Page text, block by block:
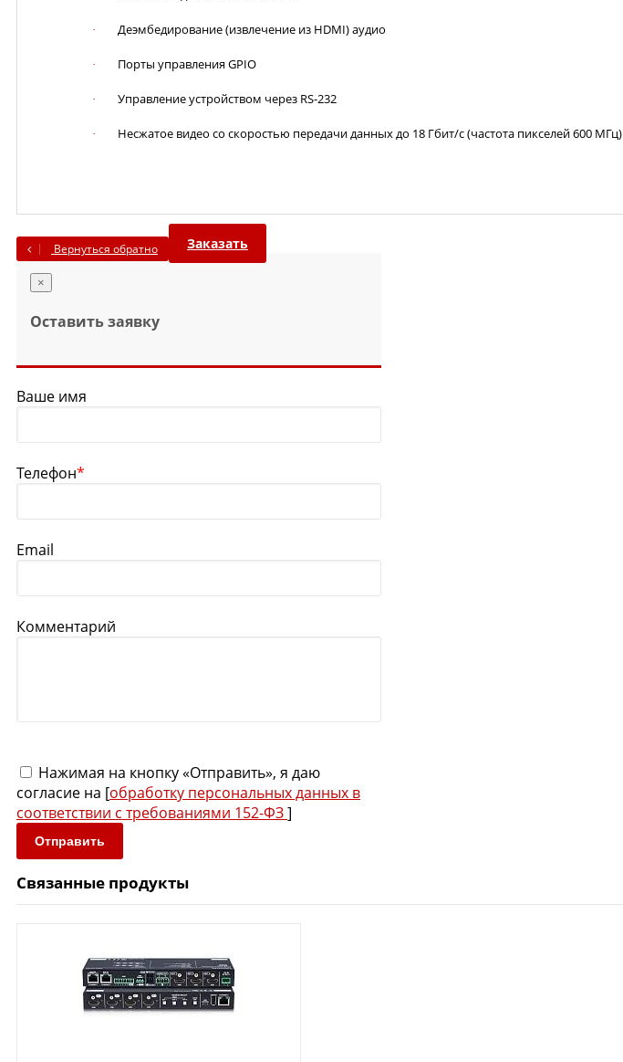
· Деэмбедирование (извлечение из HDMI) аудио
· Порты управления GPIO
· Управление устройством через RS-232
· Несжатое видео со скоростью передачи данных до 18 Гбит/с (частота пикселей 600 МГц)
Вернуться обратно Заказать
×
Оставить заявку
Ваше имя
Телефон*
Email
Комментарий
Нажимая на кнопку «Отправить», я даю
согласие на [обработку персональных данных в
соответствии с требованиями 152-ФЗ]
Отправить
Связанные продукты